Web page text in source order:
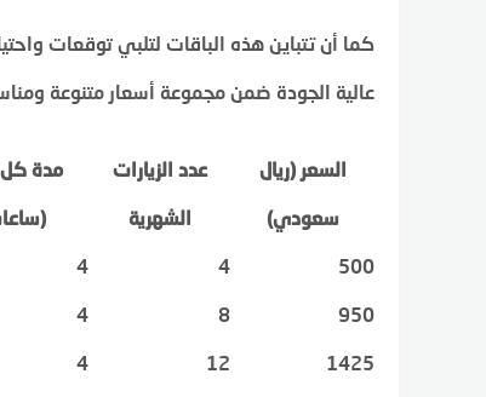
كما أن تتباين هذه الباقات لتلبي توقعات
عالية الجودة ضمن مجموعة أسعار متنوعة
السعر (ريال
سعودي)
عدد الزيارات
الشهرية
مدة كل
500
4
4
950
8
4
1425
12
4